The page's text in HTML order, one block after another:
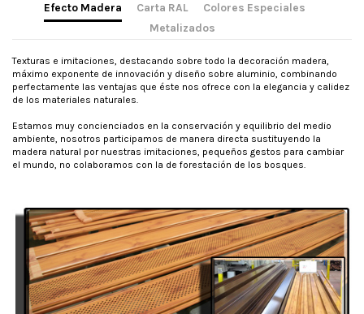
Efecto Madera Carta RAL
Colores Especiales
Metalizados
Texturas e imitaciones, destacando sobre todo la decoración madera,
máximo exponente de innovación y diseño sobre aluminio, combinando
perfectamente las ventajas que éste nos ofrece con la elegancia y calidez
de los materiales naturales.
Estamos muy concienciados en la conservación y equilibrio del medio
ambiente, nosotros participamos de manera directa sustituyendo la
madera natural por nuestras imitaciones, pequeños gestos para cambiar
el mundo, no colaboramos con la de forestación de los bosques.